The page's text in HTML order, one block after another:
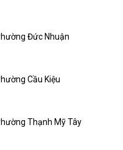
Đức Nhuận
Cầu Kiệu
Thạnh Mỹ Tây